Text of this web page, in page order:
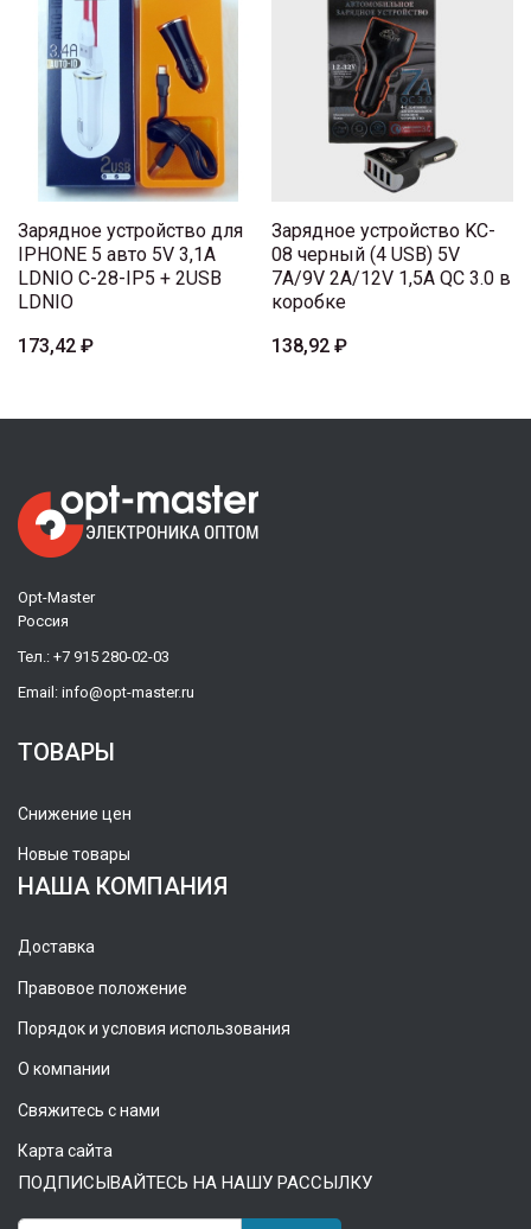
Зарядное устройство для
IPHONE 5 авто 5V 3,1A
LDNIO C-28-IP5 + 2USB
LDNIO
173,42 ₽
Зарядное устройство KC-
08 черный (4 USB) 5V
7A/9V 2A/12V 1,5A QC 3.0 в
коробке
138,92 ₽
Opt-Master
Россия
Тел.: +7 915 280-02-03
Email: info@opt-master.ru
ТОВАРЫ
Снижение цен
Новые товары
НАША КОМПАНИЯ
Доставка
Правовое положение
Порядок и условия использования
О компании
Свяжитесь с нами
Карта сайта
ПОДПИСЫВАЙТЕСЬ НА НАШУ РАССЫЛКУ